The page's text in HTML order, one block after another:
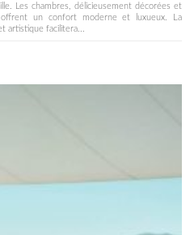
Les chambres, délicieusement décorées et
un confort moderne et luxueux. La
artistique facilitera...